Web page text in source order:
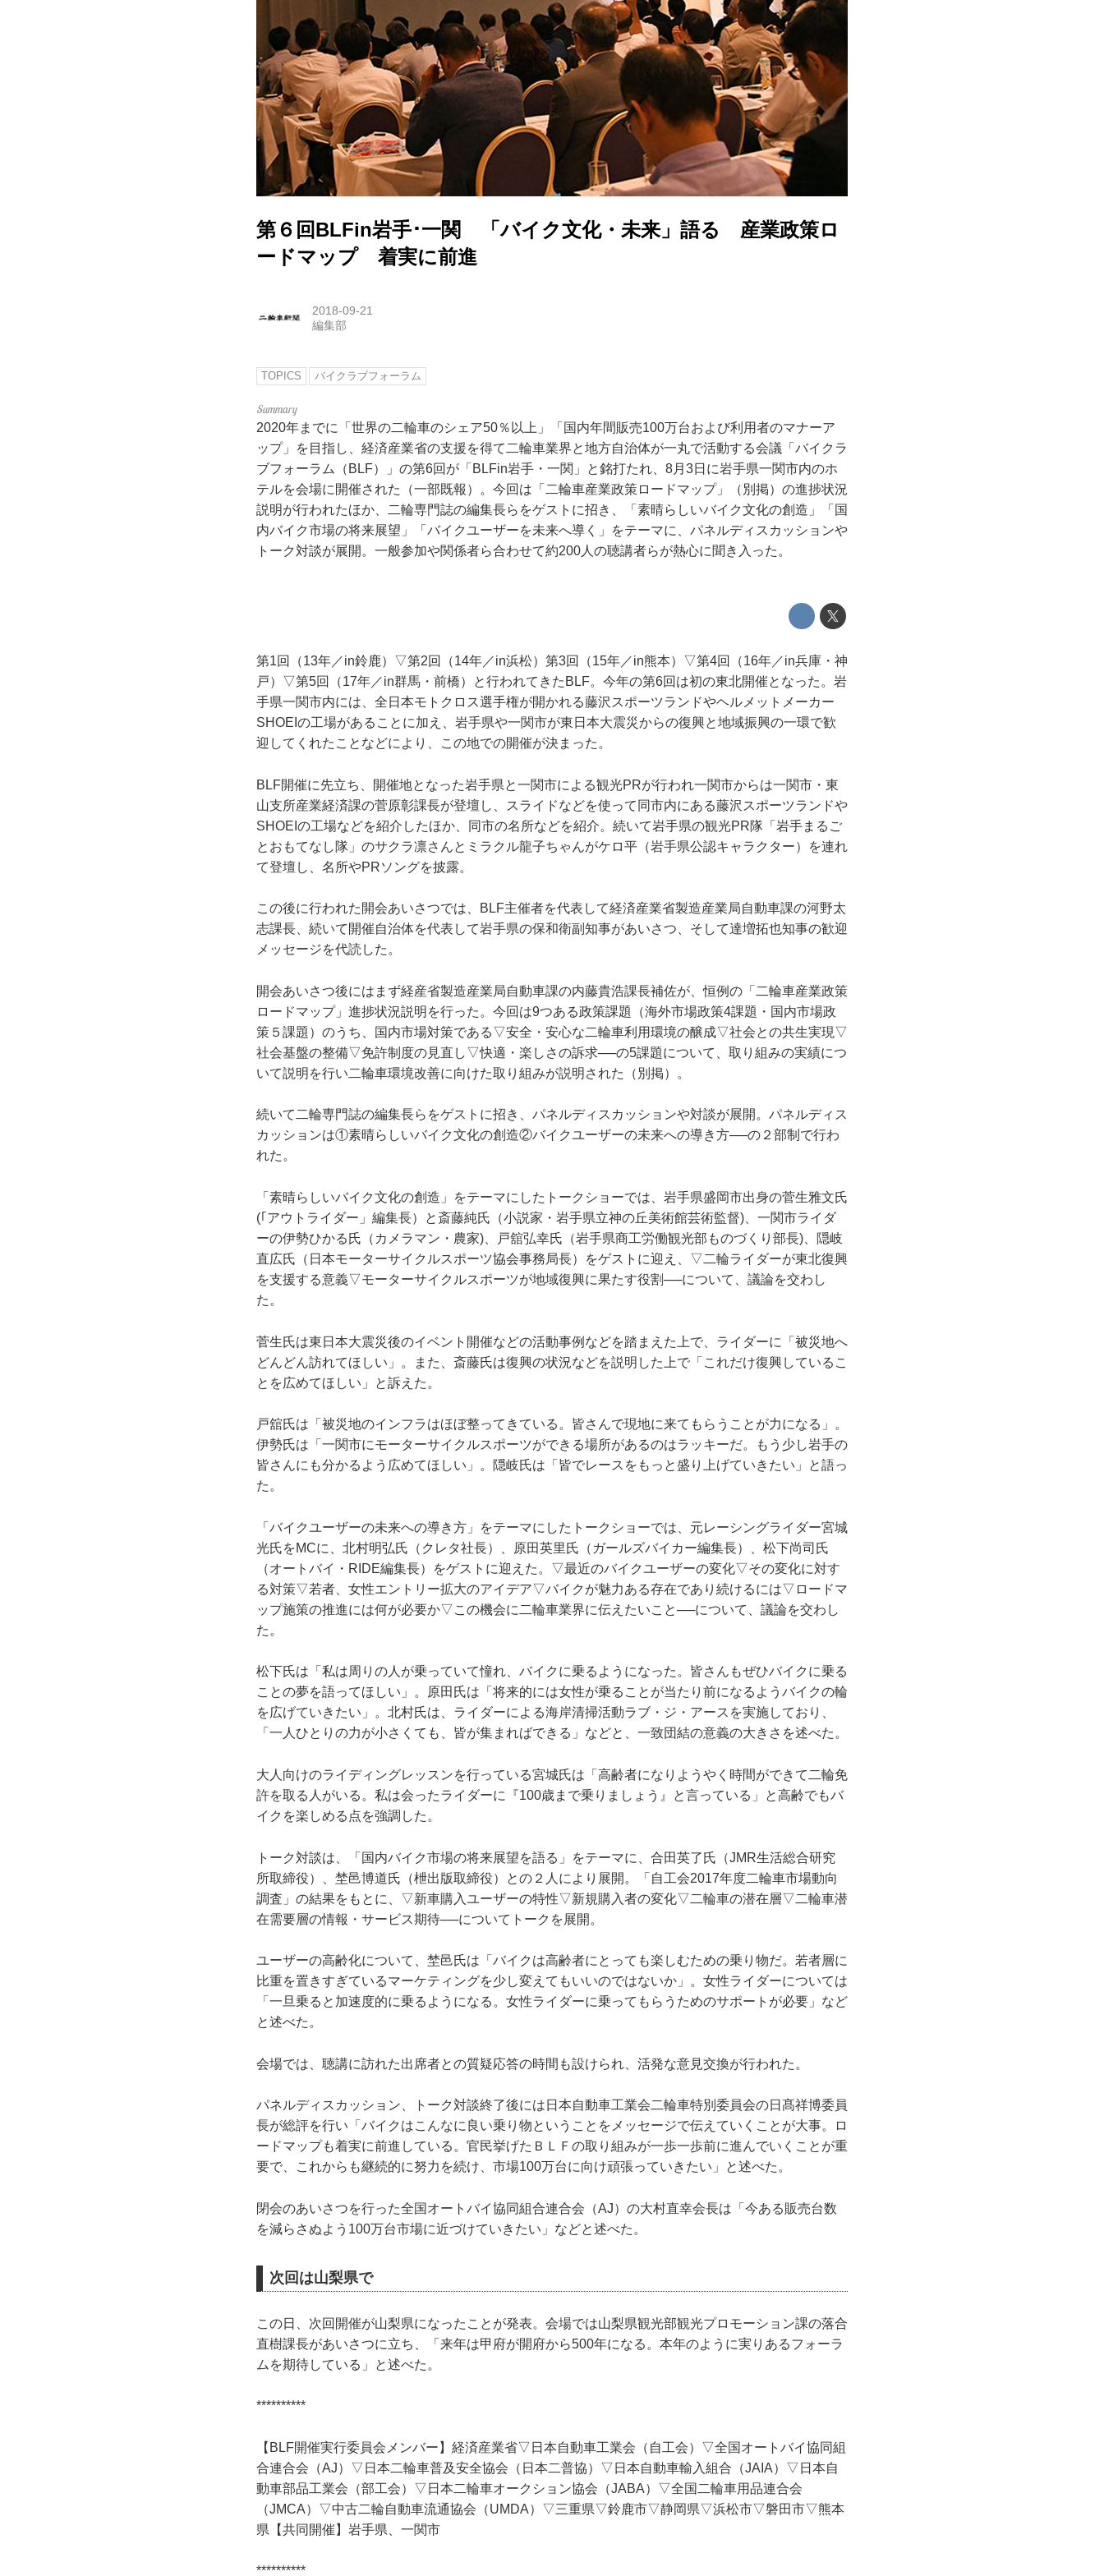
第６回BLFin岩手･一関 「バイク文化・未来」語る 産業政策ロ
ードマップ 着実に前進
2018-09-21
編集部
TOPICS バイクラブフォーラム
2020年までに「世界の二輪車のシェア50％以上」「国内年間販売100万台および利用者のマナーア
ップ」を目指し、経済産業省の支援を得て二輪車業界と地方自治体が一丸で活動する会議「バイクラ
ブフォーラム（BLF）」の第6回が「BLFin岩手・一関」と銘打たれ、8月3日に岩手県一関市内のホ
テルを会場に開催された（一部既報）。今回は「二輪車産業政策ロードマップ」（別掲）の進捗状況
説明が行われたほか、二輪専門誌の編集長らをゲストに招き、「素晴らしいバイク文化の創造」「国
内バイク市場の将来展望」「バイクユーザーを未来へ導く」をテーマに、パネルディスカッションや
トーク対談が展開。一般参加や関係者ら合わせて約200人の聴講者らが熱心に聞き入った。
第1回（13年／in鈴鹿）▽第2回（14年／in浜松）第3回（15年／in熊本）▽第4回（16年／in兵庫・神
戸）▽第5回（17年／in群馬・前橋）と行われてきたBLF。今年の第6回は初の東北開催となった。岩
手県一関市内には、全日本モトクロス選手権が開かれる藤沢スポーツランドやヘルメットメーカー
SHOEIの工場があることに加え、岩手県や一関市が東日本大震災からの復興と地域振興の一環で歓
迎してくれたことなどにより、この地での開催が決まった。
BLF開催に先立ち、開催地となった岩手県と一関市による観光PRが行われ一関市からは一関市・東
山支所産業経済課の菅原彰課長が登壇し、スライドなどを使って同市内にある藤沢スポーツランドや
SHOEIの工場などを紹介したほか、同市の名所などを紹介。続いて岩手県の観光PR隊「岩手まるご
とおもてなし隊」のサクラ凛さんとミラクル龍子ちゃんがケロ平（岩手県公認キャラクター）を連れ
て登壇し、名所やPRソングを披露。
この後に行われた開会あいさつでは、BLF主催者を代表して経済産業省製造産業局自動車課の河野太
志課長、続いて開催自治体を代表して岩手県の保和衛副知事があいさつ、そして達増拓也知事の歓迎
メッセージを代読した。
開会あいさつ後にはまず経産省製造産業局自動車課の内藤貴浩課長補佐が、恒例の「二輪車産業政策
ロードマップ」進捗状況説明を行った。今回は9つある政策課題（海外市場政策4課題・国内市場政
策５課題）のうち、国内市場対策である▽安全・安心な二輪車利用環境の醸成▽社会との共生実現▽
社会基盤の整備▽免許制度の見直し▽快適・楽しさの訴求──の5課題について、取り組みの実績につ
いて説明を行い二輪車環境改善に向けた取り組みが説明された（別掲）。
続いて二輪専門誌の編集長らをゲストに招き、パネルディスカッションや対談が展開。パネルディス
カッションは①素晴らしいバイク文化の創造②バイクユーザーの未来への導き方──の２部制で行わ
れた。
「素晴らしいバイク文化の創造」をテーマにしたトークショーでは、岩手県盛岡市出身の菅生雅文氏
(｢アウトライダー」編集長）と斎藤純氏（小説家・岩手県立神の丘美術館芸術監督)、一関市ライダ
ーの伊勢ひかる氏（カメラマン・農家)、戸舘弘幸氏（岩手県商工労働観光部ものづくり部長)、隠岐
直広氏（日本モーターサイクルスポーツ協会事務局長）をゲストに迎え、▽二輪ライダーが東北復興
を支援する意義▽モーターサイクルスポーツが地域復興に果たす役割──について、議論を交わし
た。
菅生氏は東日本大震災後のイベント開催などの活動事例などを踏まえた上で、ライダーに「被災地へ
どんどん訪れてほしい」。また、斎藤氏は復興の状況などを説明した上で「これだけ復興しているこ
とを広めてほしい」と訴えた。
戸舘氏は「被災地のインフラはほぼ整ってきている。皆さんで現地に来てもらうことが力になる」。
伊勢氏は「一関市にモーターサイクルスポーツができる場所があるのはラッキーだ。もう少し岩手の
皆さんにも分かるよう広めてほしい」。隠岐氏は「皆でレースをもっと盛り上げていきたい」と語っ
た。
「バイクユーザーの未来への導き方」をテーマにしたトークショーでは、元レーシングライダー宮城
光氏をMCに、北村明弘氏（クレタ社長）、原田英里氏（ガールズバイカー編集長）、松下尚司氏
（オートバイ・RIDE編集長）をゲストに迎えた。▽最近のバイクユーザーの変化▽その変化に対す
る対策▽若者、女性エントリー拡大のアイデア▽バイクが魅力ある存在であり続けるには▽ロードマ
ップ施策の推進には何が必要か▽この機会に二輪車業界に伝えたいこと──について、議論を交わし
た。
松下氏は「私は周りの人が乗っていて憧れ、バイクに乗るようになった。皆さんもぜひバイクに乗る
ことの夢を語ってほしい」。原田氏は「将来的には女性が乗ることが当たり前になるようバイクの輪
を広げていきたい」。北村氏は、ライダーによる海岸清掃活動ラブ・ジ・アースを実施しており、
「一人ひとりの力が小さくても、皆が集まればできる」などと、一致団結の意義の大きさを述べた。
大人向けのライディングレッスンを行っている宮城氏は「高齢者になりようやく時間ができて二輪免
許を取る人がいる。私は会ったライダーに『100歳まで乗りましょう』と言っている」と高齢でもバ
イクを楽しめる点を強調した。
トーク対談は、「国内バイク市場の将来展望を語る」をテーマに、合田英了氏（JMR生活総合研究
所取締役）、埜邑博道氏（枻出版取締役）との２人により展開。「自工会2017年度二輪車市場動向
調査」の結果をもとに、▽新車購入ユーザーの特性▽新規購入者の変化▽二輪車の潜在層▽二輪車潜
在需要層の情報・サービス期待──についてトークを展開。
ユーザーの高齢化について、埜邑氏は「バイクは高齢者にとっても楽しむための乗り物だ。若者層に
比重を置きすぎているマーケティングを少し変えてもいいのではないか」。女性ライダーについては
「一旦乗ると加速度的に乗るようになる。女性ライダーに乗ってもらうためのサポートが必要」など
と述べた。
会場では、聴講に訪れた出席者との質疑応答の時間も設けられ、活発な意見交換が行われた。
パネルディスカッション、トーク対談終了後には日本自動車工業会二輪車特別委員会の日髙祥博委員
長が総評を行い「バイクはこんなに良い乗り物ということをメッセージで伝えていくことが大事。ロ
ードマップも着実に前進している。官民挙げたＢＬＦの取り組みが一歩一歩前に進んでいくことが重
要で、これからも継続的に努力を続け、市場100万台に向け頑張っていきたい」と述べた。
閉会のあいさつを行った全国オートバイ協同組合連合会（AJ）の大村直幸会長は「今ある販売台数
を減らさぬよう100万台市場に近づけていきたい」などと述べた。
次回は山梨県で
この日、次回開催が山梨県になったことが発表。会場では山梨県観光部観光プロモーション課の落合
直樹課長があいさつに立ち、「来年は甲府が開府から500年になる。本年のように実りあるフォーラ
ムを期待している」と述べた。
**********
【BLF開催実行委員会メンバー】経済産業省▽日本自動車工業会（自工会）▽全国オートバイ協同組
合連合会（AJ）▽日本二輪車普及安全協会（日本二普協）▽日本自動車輸入組合（JAIA）▽日本自
動車部品工業会（部工会）▽日本二輪車オークション協会（JABA）▽全国二輪車用品連合会
（JMCA）▽中古二輪自動車流通協会（UMDA）▽三重県▽鈴鹿市▽静岡県▽浜松市▽磐田市▽熊本
県【共同開催】岩手県、一関市
**********